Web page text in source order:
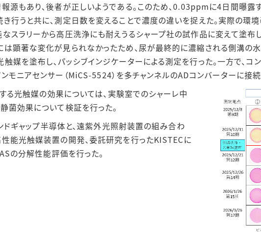
報源もあり、後者が正しいようである。このため、0.03ppmに4日間曝露
行うと共に、測定日数を変えることで濃度の違いを捉えた。実際の環
スラリーから高圧洗浄にも耐えうるシャープ社の試作品に変えて塗布
は顕著な変化が見られなかったため、尿が最終的に濃縮される側溝の
媒を塗布し、パッシブインジケーターによる測定を行った。一方で、
モニアセンサー（MiCS-5524）を多チャンネルのADコンバーターに接
る光触媒の効果については、実験室でのシャーレ中
菌効果について検証を行った。
ドギャップ半導体と、遠紫外光照射装置の組み合わ
性能光触媒装置の開発、委託研究を行ったKISTECに
の分解性能評価を行った。